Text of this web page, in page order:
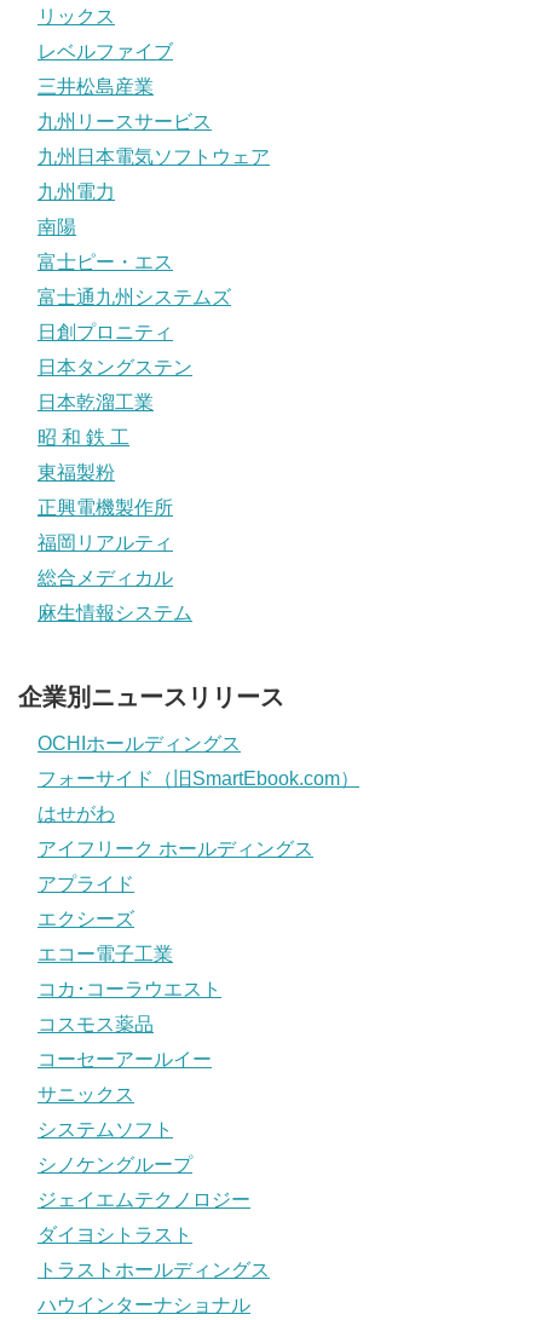
リックス
レベルファイブ
三井松島産業
九州リースサービス
九州日本電気ソフトウェア
九州電力
南陽
富士ピー・エス
富士通九州システムズ
日創プロニティ
日本タングステン
日本乾溜工業
昭 和 鉄 工
東福製粉
正興電機製作所
福岡リアルティ
総合メディカル
麻生情報システム
企業別ニュースリリース
OCHIホールディングス
フォーサイド（旧SmartEbook.com）
はせがわ
アイフリーク ホールディングス
アプライド
エクシーズ
エコー電子工業
コカ･コーラウエスト
コスモス薬品
コーセーアールイー
サニックス
システムソフト
シノケングループ
ジェイエムテクノロジー
ダイヨシトラスト
トラストホールディングス
ハウインターナショナル